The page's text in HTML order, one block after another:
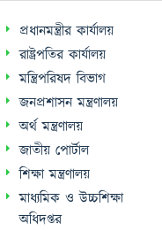
প্রধানমন্ত্রীর কার্যালয়
রাষ্ট্রপতির কার্যালয়
মন্ত্রিপরিষদ বিভাগ
জনপ্রশাসন মন্ত্রণালয়
অর্থ মন্ত্রণালয়
জাতীয় পোর্টাল
শিক্ষা মন্ত্রণালয়
মাধ্যমিক ও উচ্চশিক্ষা
অধিদপ্তর